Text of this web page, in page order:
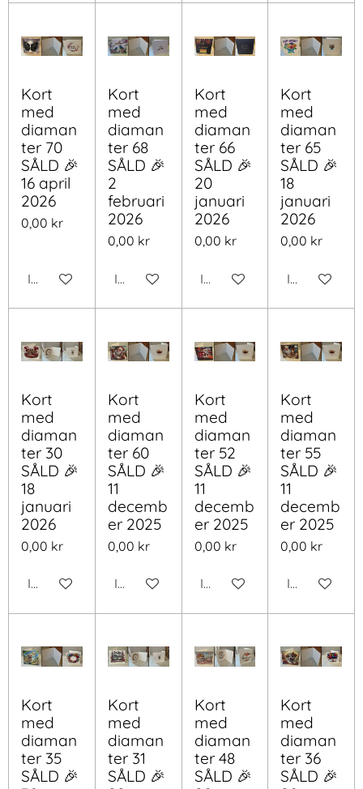
Kort
med
diaman
ter 70
SÅLD 🎉
16 april
2026
0,00 kr
Inaktiverad
Kort
med
diaman
ter 68
SÅLD 🎉
2
februari
2026
0,00 kr
Inaktiverad
Kort
med
diaman
ter 66
SÅLD 🎉
20
januari
2026
0,00 kr
Inaktiverad
Kort
med
diaman
ter 65
SÅLD 🎉
18
januari
2026
0,00 kr
Inaktiverad
Kort
med
diaman
ter 30
SÅLD 🎉
18
januari
2026
0,00 kr
Inaktiverad
Kort
med
diaman
ter 60
SÅLD 🎉
11
decemb
er 2025
0,00 kr
Inaktiverad
Kort
med
diaman
ter 52
SÅLD 🎉
11
decemb
er 2025
0,00 kr
Inaktiverad
Kort
med
diaman
ter 55
SÅLD 🎉
11
decemb
er 2025
0,00 kr
Inaktiverad
Kort
med
diaman
ter 35
SÅLD 🎉
Kort
med
diaman
ter 31
SÅLD 🎉
Kort
med
diaman
ter 48
SÅLD 🎉
Kort
med
diaman
ter 36
SÅLD 🎉